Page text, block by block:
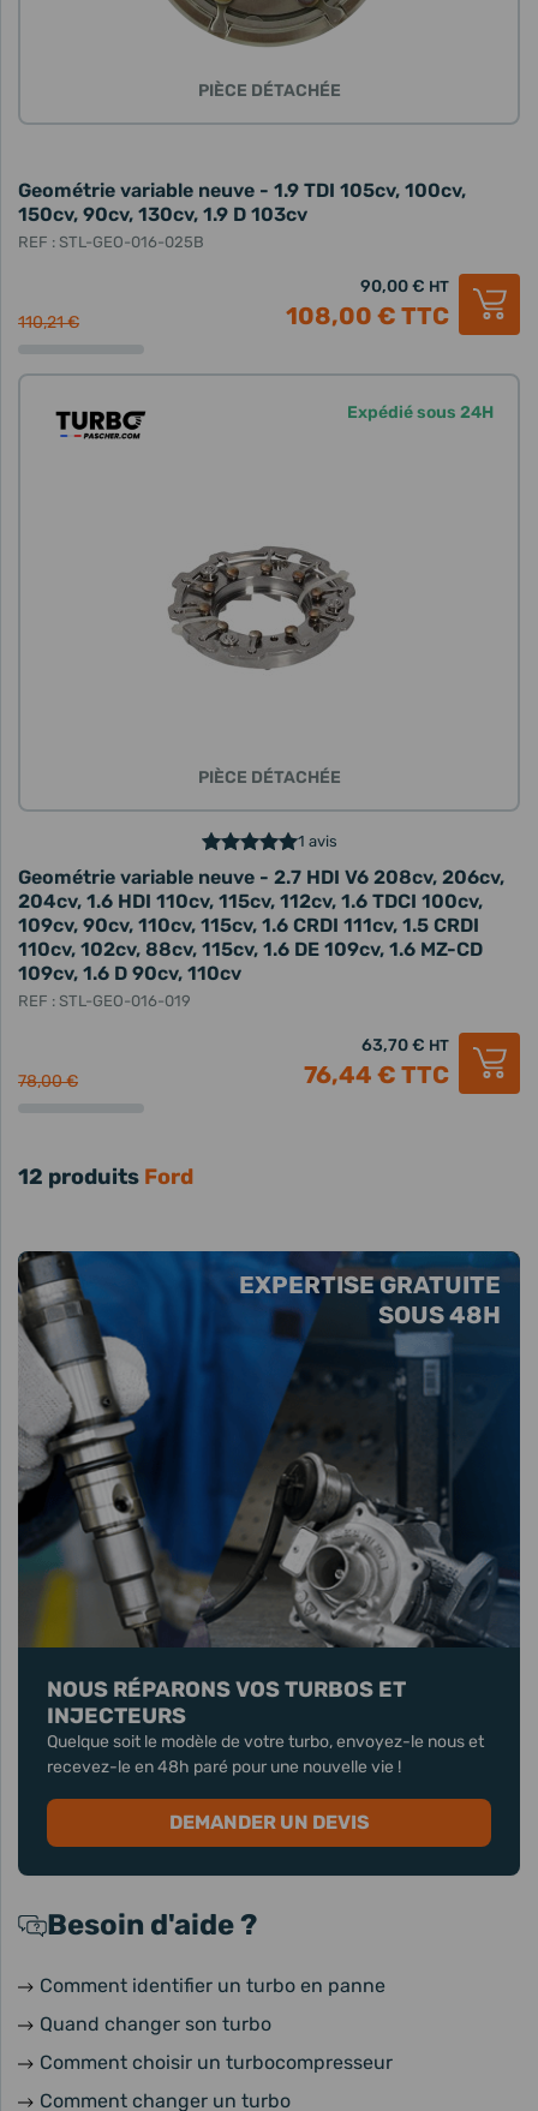
EXPERTISE GRATUITE
SOUS 48H
NOUS RÉPARONS VOS TURBOS ET
INJECTEURS
Quelque soit le modèle de votre turbo, envoyez-le nous et
recevez-le en 48h paré pour une nouvelle vie !
DEMANDER UN DEVIS
Besoin d'aide ?
Comment identifier un turbo en panne
Quand changer son turbo
Comment choisir un turbocompresseur
Comment changer un turbo
PIÈCE DÉTACHÉE
Geométrie variable neuve - 1.9 TDI 105cv, 100cv,
150cv, 90cv, 130cv, 1.9 D 103cv
REF : STL-GEO-016-025B
110,21 €
90,00 € HT
108,00 € TTC
Expédié sous 24H
PIÈCE DÉTACHÉE
1 avis
Geométrie variable neuve - 2.7 HDI V6 208cv, 206cv,
204cv, 1.6 HDI 110cv, 115cv, 112cv, 1.6 TDCI 100cv,
109cv, 90cv, 110cv, 115cv, 1.6 CRDI 111cv, 1.5 CRDI
110cv, 102cv, 88cv, 115cv, 1.6 DE 109cv, 1.6 MZ-CD
109cv, 1.6 D 90cv, 110cv
REF : STL-GEO-016-019
78,00 €
63,70 € HT
76,44 € TTC
12 produits Ford